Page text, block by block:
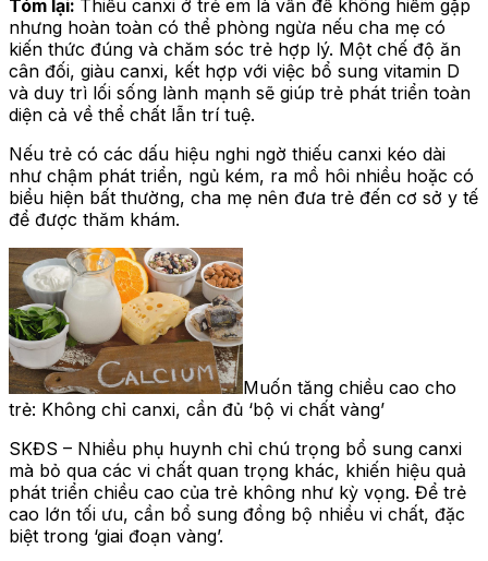
Tóm lại: Thiếu canxi ở trẻ em là vấn đề không hiếm gặp
nhưng hoàn toàn có thể phòng ngừa nếu cha mẹ có
kiến thức đúng và chăm sóc trẻ hợp lý. Một chế độ ăn
cân đối, giàu canxi, kết hợp với việc bổ sung vitamin D
và duy trì lối sống lành mạnh sẽ giúp trẻ phát triển toàn
diện cả về thể chất lẫn trí tuệ.
Nếu trẻ có các dấu hiệu nghi ngờ thiếu canxi kéo dài
như chậm phát triển, ngủ kém, ra mồ hôi nhiều hoặc có
biểu hiện bất thường, cha mẹ nên đưa trẻ đến cơ sở y tế
để được thăm khám.
Muốn tăng chiều cao cho
trẻ: Không chỉ canxi, cần đủ ‘bộ vi chất vàng’
SKĐS – Nhiều phụ huynh chỉ chú trọng bổ sung canxi
mà bỏ qua các vi chất quan trọng khác, khiến hiệu quả
phát triển chiều cao của trẻ không như kỳ vọng. Để trẻ
cao lớn tối ưu, cần bổ sung đồng bộ nhiều vi chất, đặc
biệt trong ‘giai đoạn vàng’.